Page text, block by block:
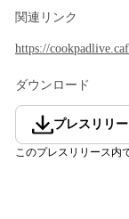
関連リンク
https://
ダウンロード
プレスリリ
このプレスリリース内